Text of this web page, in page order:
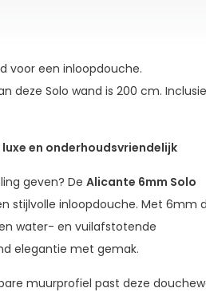
voor een inloopdouche.
deze Solo wand is 200 cm.
en onderhoudsvriendelijk
geven? De Alicante 6mm Solo
stijlvolle inloopdouche. Met 6mm
water- en vuilafstotende
elegantie met gemak.
muurprofiel past deze